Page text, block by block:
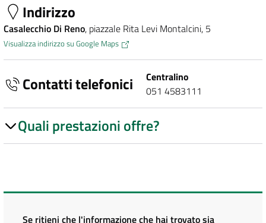
Indirizzo
Casalecchio Di Reno, piazzale Rita Levi Montalcini, 5
Visualizza indirizzo su Google Maps
Contatti telefonici
Centralino
051 4583111
Quali prestazioni offre?
Se ritieni che l'informazione che hai trovato sia